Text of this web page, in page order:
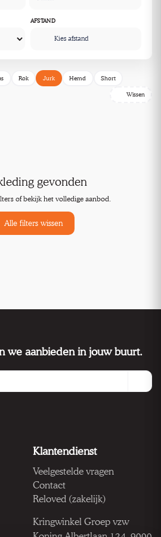
AFSTAND
Kies afstand
Rok Jurk Hemd Short
Wissen
gevonden
of bekijk het volledige aanbod.
Alle filters wissen
we aanbieden in jouw buurt.
Klantendienst
Veelgestelde vragen
Contact
Reloved (zakelijk)
Kringwinkel Groep vzw